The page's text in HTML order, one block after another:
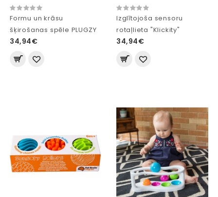
Formu un krāsu
šķirošanas spēle PLUGZY
34,94€
Izglītojoša sensoru
rotaļlieta "Klickity"
34,94€